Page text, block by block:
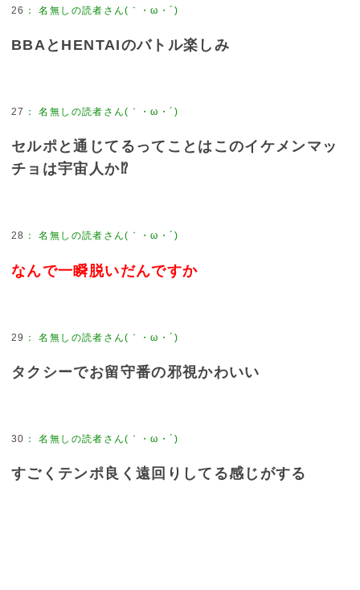
26 ：名無しの読者さん(｀・ω・´)
BBAとHENTAIのバトル楽しみ
27 ：名無しの読者さん(｀・ω・´)
セルポと通じてるってことはこのイケメンマッ
チョは宇宙人か⁉︎
28 ：名無しの読者さん(｀・ω・´)
なんで一瞬脱いだんですか
29 ：名無しの読者さん(｀・ω・´)
タクシーでお留守番の邪視かわいい
30 ：名無しの読者さん(｀・ω・´)
すごくテンポ良く遠回りしてる感じがする